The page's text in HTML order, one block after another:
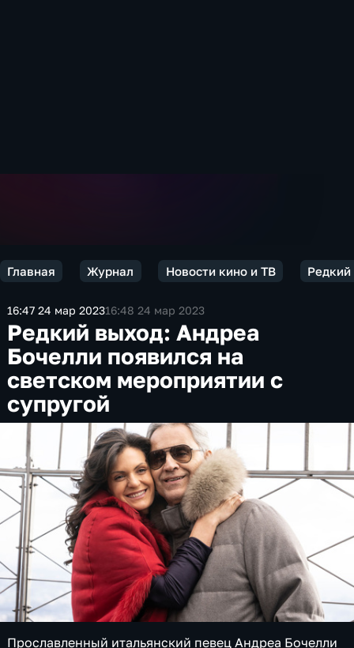
Главная Журнал Новости кино и ТВ Редкий
16:47 24 мар 202316:48 24 мар 2023
Редкий выход: Андреа
Бочелли появился на
светском мероприятии с
супругой
Прославленный итальянский певец Андреа Бочелли